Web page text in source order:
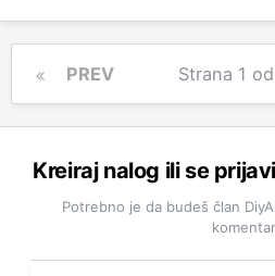
PREV Strana 1
Kreiraj nalog ili se
Potrebno je da budeš član
komentar